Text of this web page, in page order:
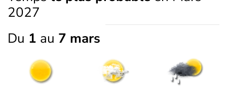
2027
Du 1 au 7 mars